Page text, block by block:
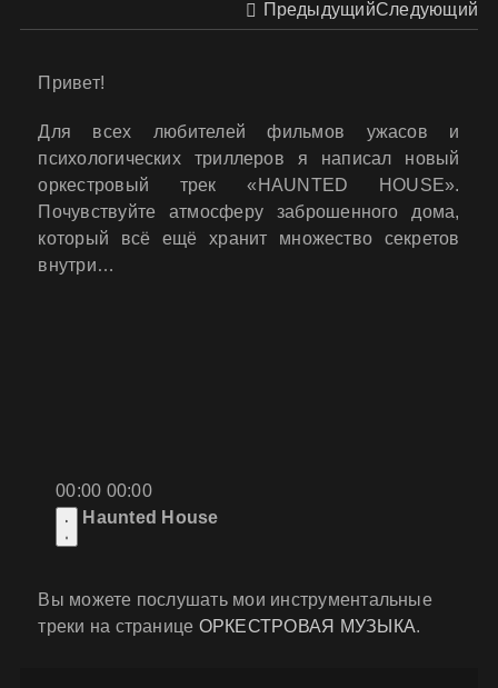
ПредыдущийСледующий
Привет!
Для всех любителей фильмов ужасов и
психологических триллеров я написал новый
оркестровый трек «HAUNTED HOUSE».
Почувствуйте атмосферу заброшенного дома,
который всё ещё хранит множество секретов
внутри…
00:00 00:00
Haunted House
Вы можете послушать мои инструментальные
треки на странице ОРКЕСТРОВАЯ МУЗЫКА.